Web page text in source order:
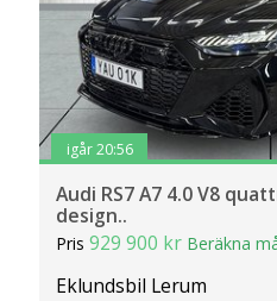
igår 20:56
Audi RS7 A7 4.0 V8
design..
Pris929 900 kr Beräkna
Eklundsbil Lerum